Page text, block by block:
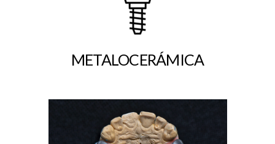
METALOCERÁMICA